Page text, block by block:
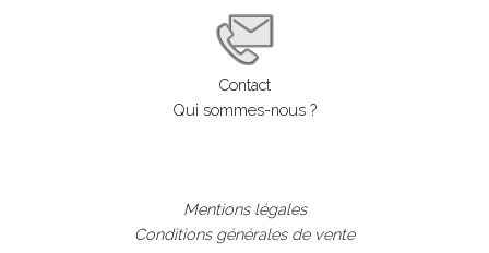
Contact
Qui sommes-nous ?
Mentions légales
Conditions générales de vente